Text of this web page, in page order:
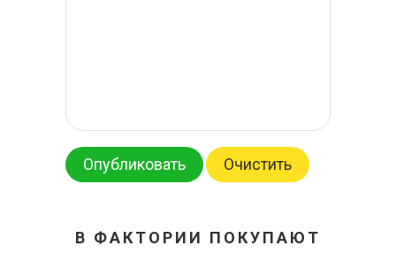
Опубликовать Очистить
В ФАКТОРИИ ПОКУПАЮТ